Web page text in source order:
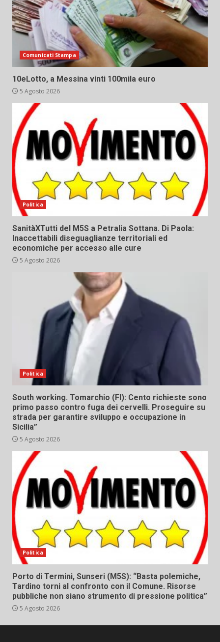
Comunicati Stampa
10eLotto, a Messina vinti 100mila euro
5 Agosto 2026
Politica
SanitàXTutti del M5S a Petralia Sottana. Di Paola:
Inaccettabili diseguaglianze territoriali ed
economiche per accesso alle cure
5 Agosto 2026
Politica
South working. Tomarchio (FI): Cento richieste sono
primo passo contro fuga dei cervelli. Proseguire su
strada per garantire sviluppo e occupazione in
Sicilia”
5 Agosto 2026
Politica
Porto di Termini, Sunseri (M5S): “Basta polemiche,
Tardino torni al confronto con il Comune. Risorse
pubbliche non siano strumento di pressione politica”
5 Agosto 2026